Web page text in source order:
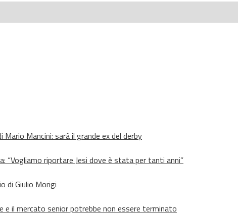
Mancini: sarà il grande ex del derby
“Vogliamo riportare Jesi dove è stata per tanti anni”
di Giulio Morigi
e il mercato senior potrebbe non essere terminato